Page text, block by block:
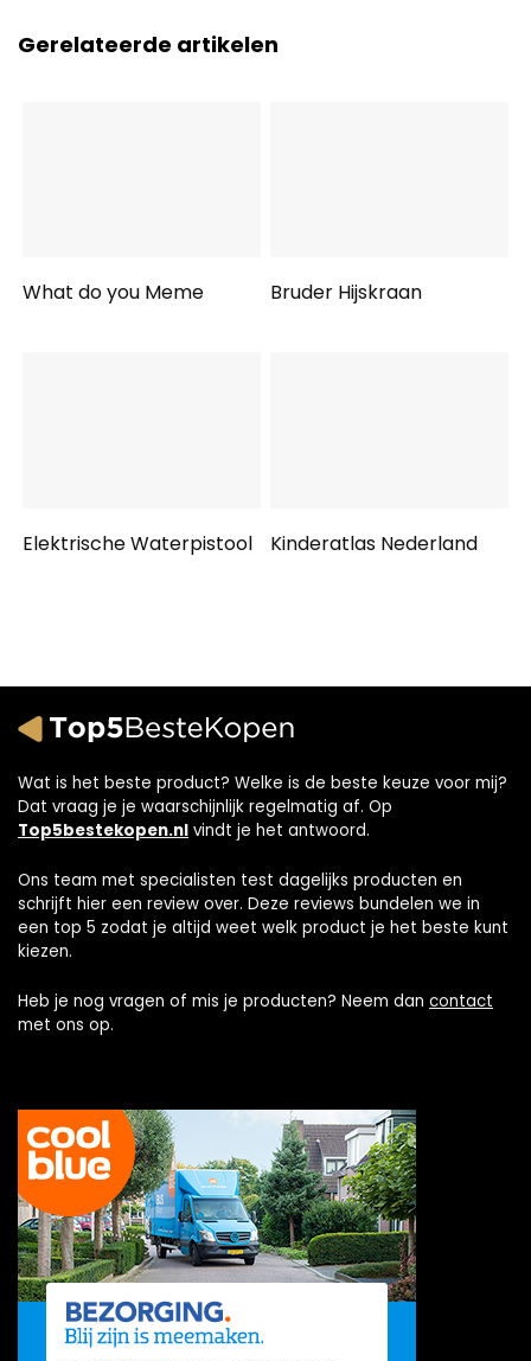
Gerelateerde artikelen
What do you Meme Bruder Hijskraan
Elektrische Waterpistool Kinderatlas Nederland
Wat is het beste product? Welke is de beste keuze voor mij?
Dat vraag je je waarschijnlijk regelmatig af. Op
Top5bestekopen.nl vindt je het antwoord.
Ons team met specialisten test dagelijks producten en
schrijft hier een review over. Deze reviews bundelen we in
een top 5 zodat je altijd weet welk product je het beste kunt
kiezen.
Heb je nog vragen of mis je producten? Neem dan contact
met ons op.